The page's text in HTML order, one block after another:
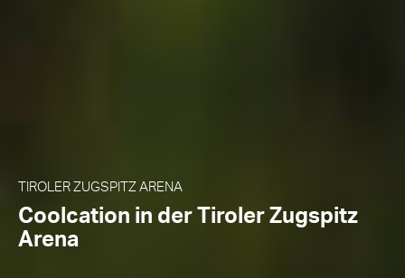
Vom Badesee aufs Gletschereis: In
Zell am See-Kaprun dreht sich alles
ums Wasser